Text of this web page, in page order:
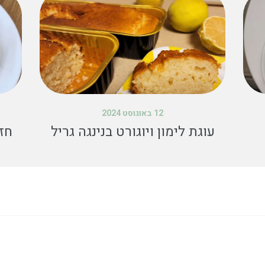
12 באוגוסט 2024
עוגת לימון ויוגורט בנינגה גריל